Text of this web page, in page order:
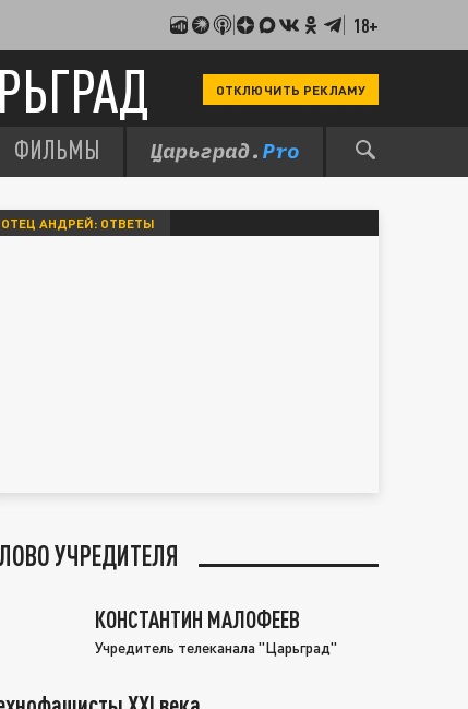
18+
ОТКЛЮЧИТЬ РЕКЛАМУ
ФИЛЬМЫ
ОТЕЦ АНДРЕЙ: ОТВЕТЫ
УЧРЕДИТЕЛЯ
КОНСТАНТИН МАЛОФЕЕВ
Учредитель телеканала "Царьград"